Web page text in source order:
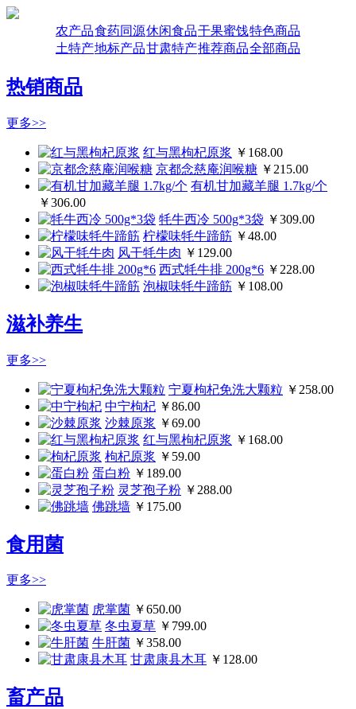
农产品食药同源休闲食品干果蜜饯特色商品
土特产地标产品甘肃特产推荐商品全部商品
热销商品
更多>>
红与黑枸杞原浆 ￥168.00
京都念慈庵润喉糖 ￥215.00
有机甘加藏羊腿 1.7kg/个
￥306.00
牦牛西冷 500g*3袋 ￥309.00
柠檬味牦牛蹄筋 ￥48.00
风干牦牛肉 ￥129.00
西式牦牛排 200g*6 ￥228.00
泡椒味牦牛蹄筋 ￥108.00
滋补养生
更多>>
宁夏枸杞免洗大颗粒 ￥258.00
中宁枸杞 ￥86.00
沙棘原浆 ￥69.00
红与黑枸杞原浆 ￥168.00
枸杞原浆 ￥59.00
蛋白粉 ￥189.00
灵芝孢子粉 ￥288.00
佛跳墙 ￥175.00
食用菌
更多>>
虎掌菌 ￥650.00
冬虫夏草 ￥799.00
牛肝菌 ￥358.00
甘肃康县木耳 ￥128.00
畜产品